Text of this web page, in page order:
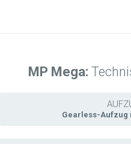
MP Mega:
Gearless-Aufzug